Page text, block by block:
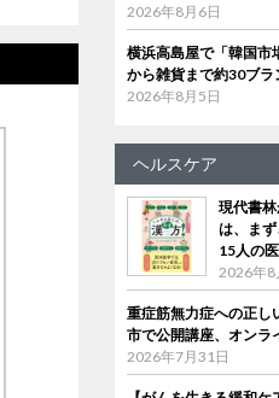
2026年8月6日
横浜高島屋で「韓国
から雑貨まで約30ブラ
2026年8月5日
ヘルスケア
現代書
は、ま
15人の
2026年8
重症筋無力症への正
市で公開講座、オンラ
2026年7月31日